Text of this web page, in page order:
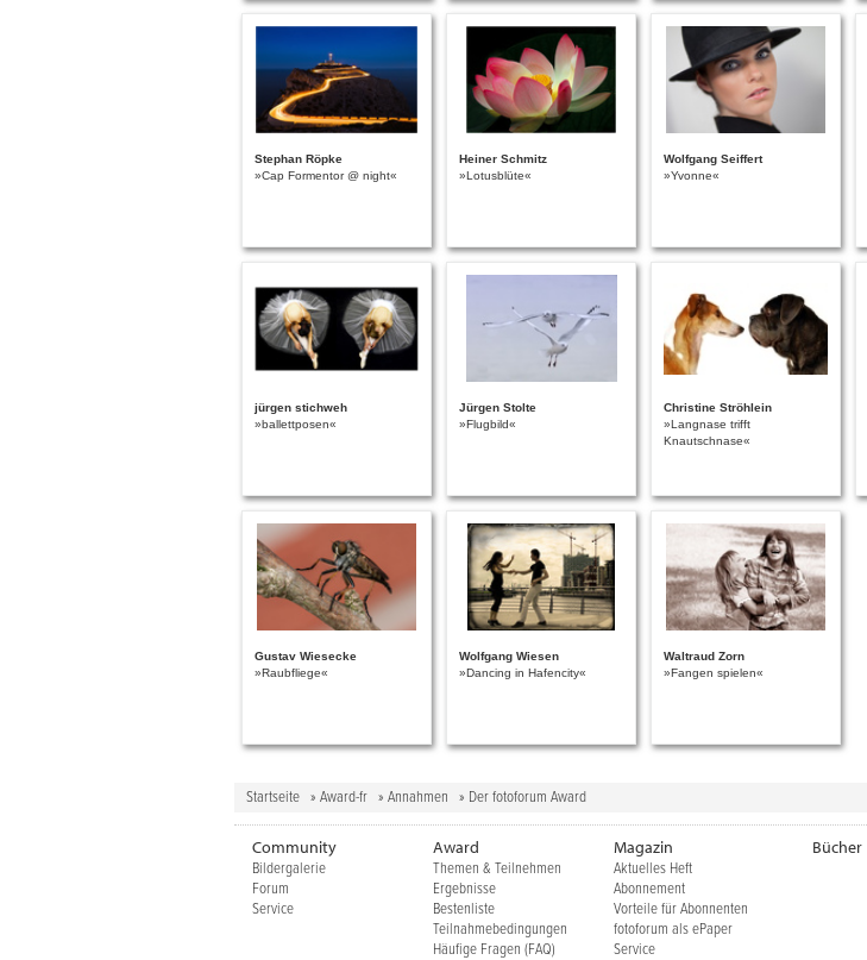
Stephan Röpke
»Cap Formentor @ night«
Heiner Schmitz
»Lotusblüte«
Wolfgang Seiffert
»Yvonne«
jürgen stichweh
»ballettposen«
Jürgen Stolte
»Flugbild«
Christine Ströhlein
»Langnase trifft
Knautschnase«
Gustav Wiesecke
»Raubfliege«
Wolfgang Wiesen
»Dancing in Hafencity«
Waltraud Zorn
»Fangen spielen«
Startseite » Award-fr » Annahmen » Der fotoforum Award
Community
Bildergalerie
Forum
Service
Award
Themen & Teilnehmen
Ergebnisse
Bestenliste
Teilnahmebedingungen
Häufige Fragen (FAQ)
Magazin
Aktuelles Heft
Abonnement
Vorteile für Abonnenten
fotoforum als ePaper
Service
Bücher